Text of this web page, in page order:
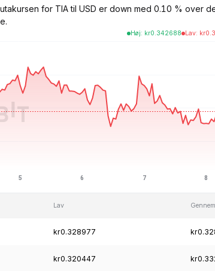
for TIA til USD er down med 0.10 %
Høj: kr0.342688 Lav: kr
Lav
kr0.328977
kr0.320447